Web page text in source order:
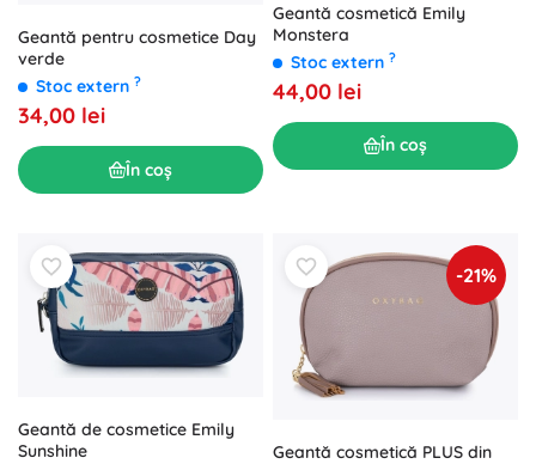
Geantă pentru cosmetice Day
verde
Stoc extern ?
34,00 lei
În coș
Geantă cosmetică Emily
Monstera
Stoc extern ?
44,00 lei
În coș
Geantă de cosmetice Emily
Sunshine
-21%
Geantă cosmetică PLUS din